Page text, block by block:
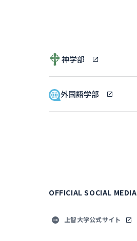
神学部
外国語学部
OFFICIAL SOCIAL MEDIA
上智大学公式サイト